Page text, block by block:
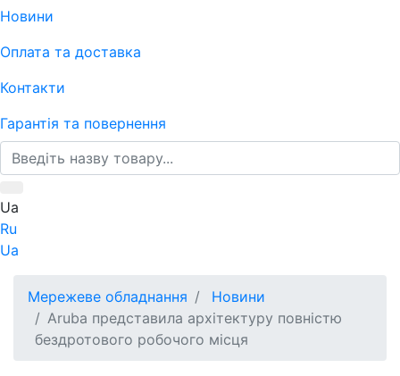
Новини
Оплата та доставка
Контакти
Гарантія та повернення
Ua
Ru
Ua
Мережеве обладнання
Новини
Aruba представила архітектуру повністю
бездротового робочого місця